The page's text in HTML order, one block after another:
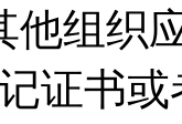
他组
证书